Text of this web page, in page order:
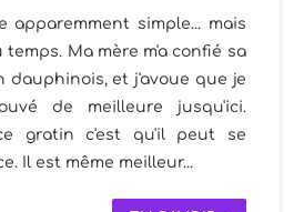
apparemment simple... mais
Ma mère m'a confié sa
dauphinois, et j'avoue que je
de meilleure jusqu'ici.
gratin c'est qu'il peut se
Il est même meilleur...